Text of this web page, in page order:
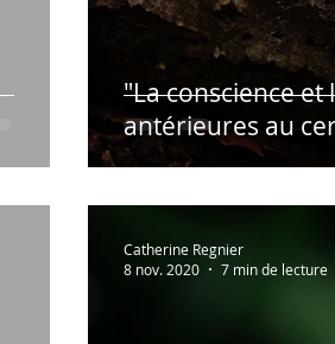
"La conscience et
antérieures au
Catherine Regnier
8 nov. 2020
7 min de lecture